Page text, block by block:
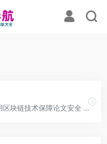
PaperOK,专注免费论文查重平台,采用区块链技术保障论文安全 提供海量比对数据库和精准检测服务